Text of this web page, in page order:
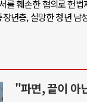
를 훼손한 혐의로 헌
년층, 실망한 청년
"파면, 끝이 아
하마스, 가자 통